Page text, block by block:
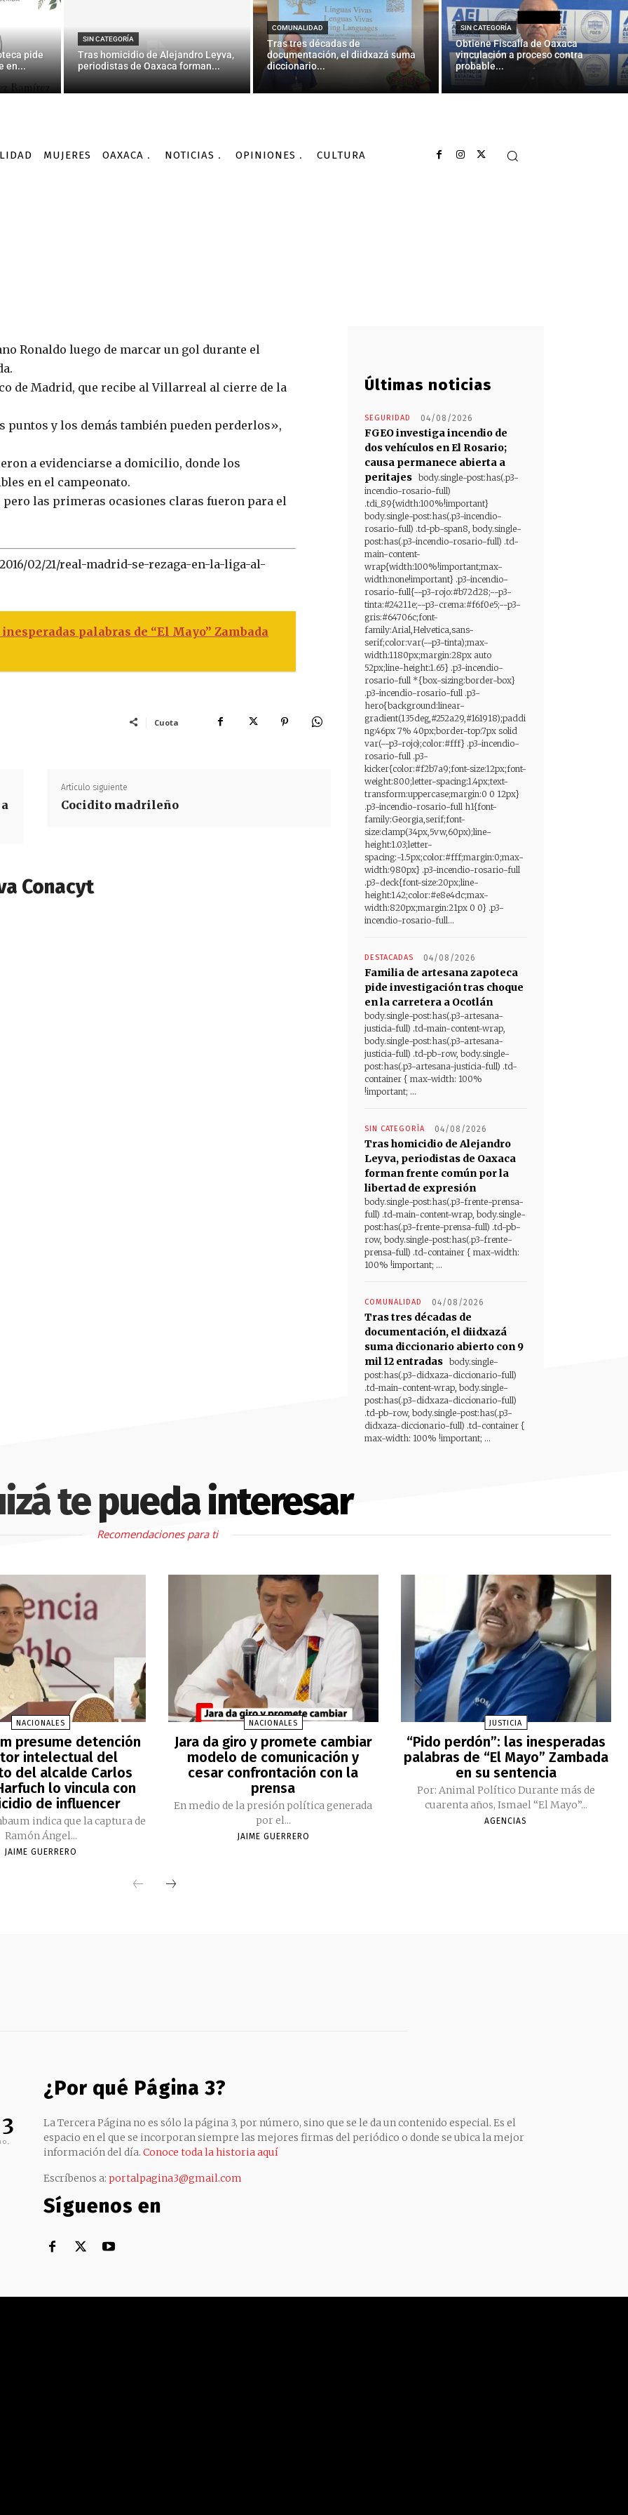
pide
en...
SIN CATEGORÍA
Tras homicidio de Alejandro Leyva,
periodistas de Oaxaca forman...
COMUNALIDAD
Tras tres décadas de
documentación, el diidxazá suma
diccionario...
SIN CATEGORÍA
Obtiene Fiscalía de Oaxaca
vinculación a proceso contra
probable...
MUJERES OAXACA NOTICIAS OPINIONES CULTURA
Málaga — La Jornada
AGENCIA INFORMATIVA CONACYT - 21/02/2016
Ronaldo luego de marcar un gol durante el
de Madrid, que recibe al Villarreal al cierre de la
y los demás también pueden perderlos»,
a evidenciarse a domicilio, donde los
en el campeonato.
las primeras ocasiones claras fueron para el
02/21/real-madrid-se-rezaga-en-la-liga-al-
palabras de “El Mayo” Zambada
Cuota
Artículo siguiente
Cocidito madrileño
Conacyt
Últimas noticias
SEGURIDAD 04/08/2026
FGEO investiga incendio de
dos vehículos en El Rosario;
causa permanece abierta a
peritajes body.single-post:has(.p3-
incendio-rosario-full)
.tdi_89{width:100%!important}
body.single-post:has(.p3-incendio-
rosario-full) .td-pb-span8, body.single-
post:has(.p3-incendio-rosario-full) .td-
main-content-
wrap{width:100%!important;max-
width:none!important} .p3-incendio-
rosario-full{--p3-rojo:#b72d28;--p3-
tinta:#24211e;--p3-crema:#f6f0e5;--p3-
gris:#64706c;font-
family:Arial,Helvetica,sans-
serif;color:var(--p3-tinta);max-
width:1180px;margin:28px auto
52px;line-height:1.65} .p3-incendio-
rosario-full *{box-sizing:border-box}
.p3-incendio-rosario-full .p3-
hero{background:linear-
gradient(135deg,#252a29,#161918);paddi
ng:46px 7% 40px;border-top:7px solid
var(--p3-rojo);color:#fff} .p3-incendio-
rosario-full .p3-
kicker{color:#f2b7a9;font-size:12px;font-
weight:800;letter-spacing:1.4px;text-
transform:uppercase;margin:0 0 12px}
.p3-incendio-rosario-full h1{font-
family:Georgia,serif;font-
size:clamp(34px,5vw,60px);line-
height:1.03;letter-
spacing:-1.5px;color:#fff;margin:0;max-
width:980px} .p3-incendio-rosario-full
.p3-deck{font-size:20px;line-
height:1.42;color:#e8e4dc;max-
width:820px;margin:21px 0 0} .p3-
incendio-rosario-full...
DESTACADAS 04/08/2026
Familia de artesana zapoteca
pide investigación tras choque
en la carretera a Ocotlán
body.single-post:has(.p3-artesana-
justicia-full) .td-main-content-wrap,
body.single-post:has(.p3-artesana-
justicia-full) .td-pb-row, body.single-
post:has(.p3-artesana-justicia-full) .td-
container { max-width: 100%
!important; ...
SIN CATEGORÍA 04/08/2026
Tras homicidio de Alejandro
Leyva, periodistas de Oaxaca
forman frente común por la
libertad de expresión
body.single-post:has(.p3-frente-prensa-
full) .td-main-content-wrap, body.single-
post:has(.p3-frente-prensa-full) .td-pb-
row, body.single-post:has(.p3-frente-
prensa-full) .td-container { max-width:
100% !important; ...
COMUNALIDAD 04/08/2026
Tras tres décadas de
documentación, el diidxazá
suma diccionario abierto con 9
mil 12 entradas body.single-
post:has(.p3-didxaza-diccionario-full)
.td-main-content-wrap, body.single-
post:has(.p3-didxaza-diccionario-full)
.td-pb-row, body.single-post:has(.p3-
didxaza-diccionario-full) .td-container {
max-width: 100% !important; ...
te pueda interesar
Recomendaciones para ti
NACIONALES
presume detención
intelectual del
del alcalde Carlos
lo vincula con
de influencer
indica que la captura de
Ramón Ángel...
JAIME GUERRERO
NACIONALES
Jara da giro y promete cambiar
modelo de comunicación y
cesar confrontación con la
prensa
En medio de la presión política generada
por el...
JAIME GUERRERO
JUSTICIA
“Pido perdón”: las inesperadas
palabras de “El Mayo” Zambada
en su sentencia
Por: Animal Político Durante más de
cuarenta años, Ismael “El Mayo”...
AGENCIAS
¿Por qué Página 3?
La Tercera Página no es sólo la página 3, por número, sino que se le da un contenido especial. Es el
espacio en el que se incorporan siempre las mejores firmas del periódico o donde se ubica la mejor
información del día. Conoce toda la historia aquí
Escríbenos a: portalpagina3@gmail.com
Síguenos en